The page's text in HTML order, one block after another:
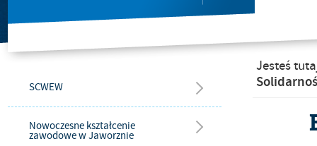
SCWEW
Nowoczesne kształcenie
zawodowe w Jaworznie
Jesteś